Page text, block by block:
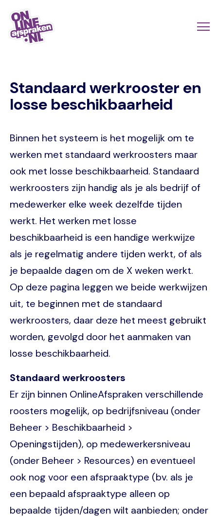
Skip
main
Standaard werkrooster en
losse beschikbaarheid
Binnen het systeem is het mogelijk om te
werken met standaard werkroosters maar
ook met losse beschikbaarheid. Standaard
werkroosters zijn handig als je als bedrijf of
medewerker elke week dezelfde tijden
werkt. Het werken met losse
beschikbaarheid is een handige werkwijze
als je regelmatig andere tijden werkt, of als
je bepaalde dagen om de X weken werkt.
Op deze pagina leggen we beide werkwijzen
uit, te beginnen met de standaard
werkroosters, daar deze het meest gebruikt
worden, gevolgd door het aanmaken van
losse beschikbaarheid.
Standaard werkroosters
Er zijn binnen OnlineAfspraken verschillende
roosters mogelijk, op bedrijfsniveau (onder
Beheer > Beschikbaarheid >
Openingstijden), op medewerkersniveau
(onder Beheer > Resources) en eventueel
ook nog voor een afspraaktype (bv. als je
een bepaald afspraaktype alleen op
bepaalde tijden/dagen wilt aanbieden; onder